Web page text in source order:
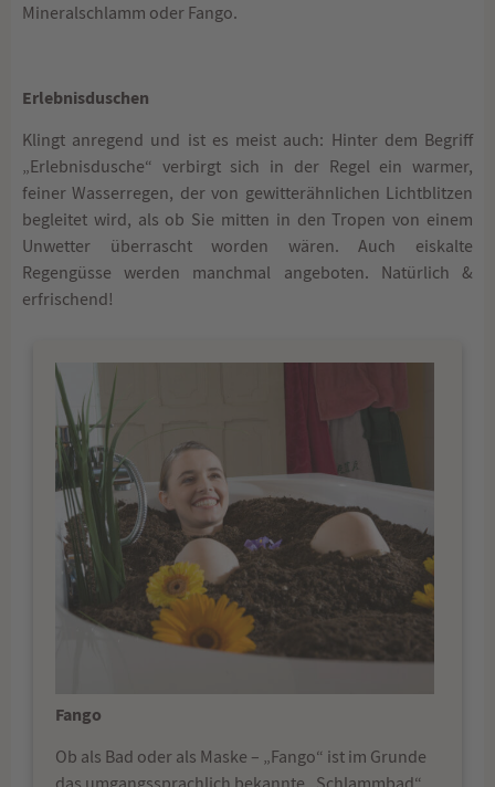
Mineralschlamm oder Fango.
Erlebnisduschen
Klingt anregend und ist es meist auch: Hinter dem Begriff
„Erlebnisdusche“ verbirgt sich in der Regel ein warmer,
feiner Wasserregen, der von gewitterähnlichen Lichtblitzen
begleitet wird, als ob Sie mitten in den Tropen von einem
Unwetter überrascht worden wären. Auch eiskalte
Regengüsse werden manchmal angeboten. Natürlich &
erfrischend!
Fango
Ob als Bad oder als Maske – „Fango“ ist im Grunde